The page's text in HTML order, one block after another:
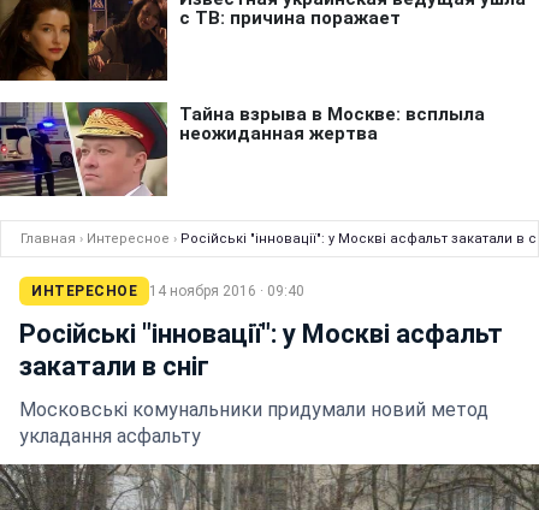
Главная › Интересное › Російські "інновації": у Москві асфальт закатали в
ИНТЕРЕСНОЕ 14 ноября 2016 · 09:40
Російські "інновації": у Москві асфальт
закатали в сніг
Московські комунальники придумали новий метод
укладання асфальту